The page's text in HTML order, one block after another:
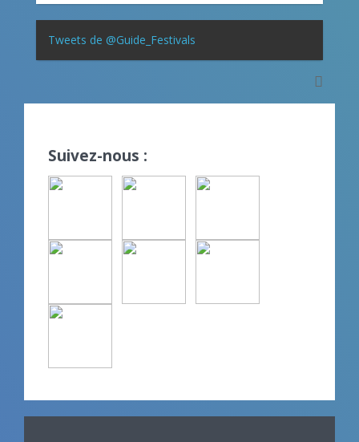
Tweets de @Guide_Festivals
Suivez-nous :